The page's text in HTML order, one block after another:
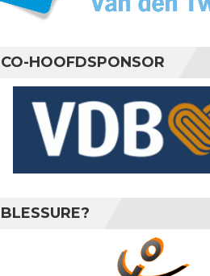
CO-HOOFDSPONSOR
BLESSURE?